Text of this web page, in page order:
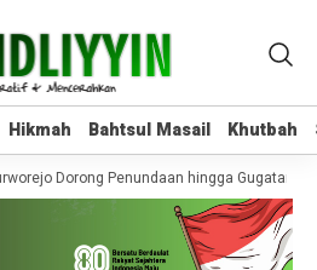
Hikmah Bahtsul Masail Khutbah
Hikmah Bahtsul Masail Khutbah
Dorong Penundaan hingga Gugatan